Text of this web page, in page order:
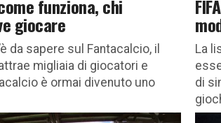
funziona, chi
giocare
da sapere sul Fantacalcio, il
migliaia di giocatori e
è ormai divenuto uno
La
di